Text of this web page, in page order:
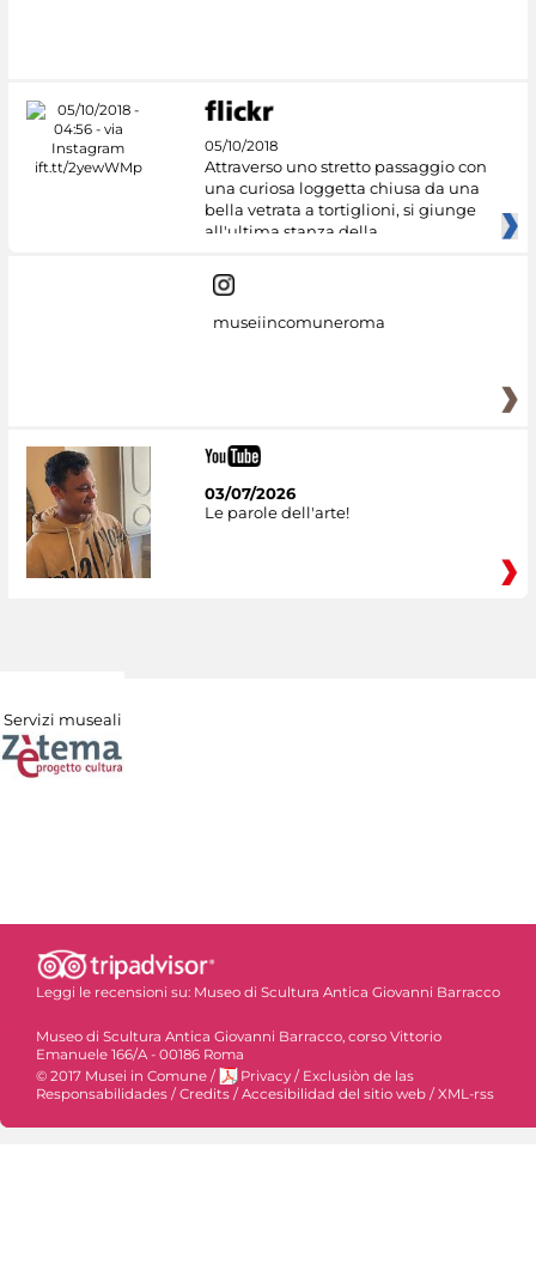
05/10/2018
Attraverso uno stretto passaggio con
una curiosa loggetta chiusa da una
bella vetrata a tortiglioni, si giunge
all'ultima stanza della
museiincomuneroma
03/07/2026
Le parole dell'arte!
Servizi museali
Leggi le recensioni su: Museo di Scultura Antica Giovanni Barracco
Museo di Scultura Antica Giovanni Barracco, corso Vittorio
Emanuele 166/A - 00186 Roma
© 2017 Musei in Comune / Privacy / Exclusiòn de las
Responsabilidades / Credits / Accesibilidad del sitio web / XML-rss